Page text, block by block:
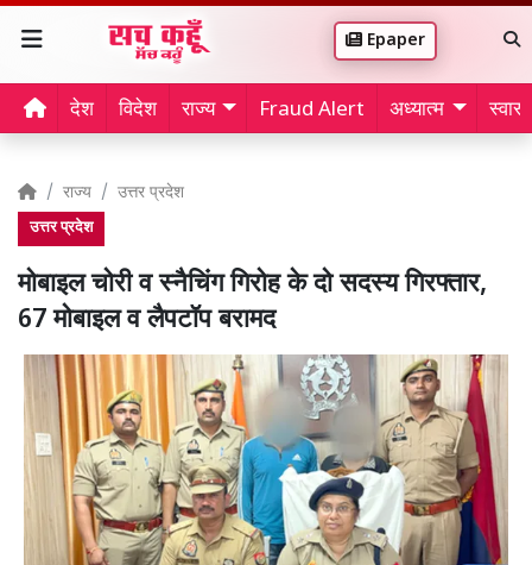
Epaper
देश विदेश राज्य Fraud Alert अध्यात्म
राज्य उत्तर प्रदेश
उत्तर प्रदेश
मोबाइल चोरी व स्नैचिंग गिरोह के दो सदस्य गिरफ्तार,
67 मोबाइल व लैपटॉप बरामद